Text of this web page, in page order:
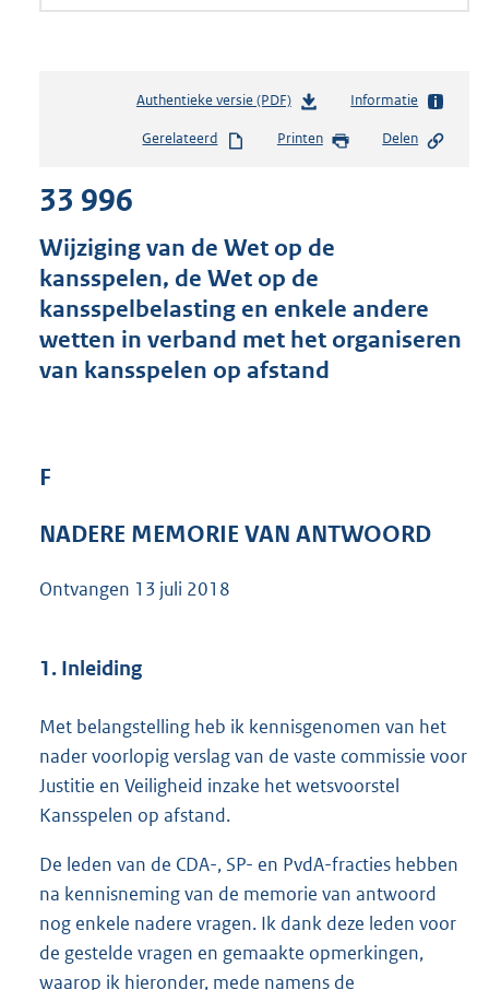
Authentieke versie (PDF)b
s
s
g
r
o
o
t
K
Informatie
Gerelateerd Printen Delen
33 996
Wijziging van de Wet op de
kansspelen, de Wet op de
kansspelbelasting en enkele andere
wetten in verband met het organiseren
van kansspelen op afstand
F
NADERE MEMORIE VAN ANTWOORD
Ontvangen 13 juli 2018
1. Inleiding
Met belangstelling heb ik kennisgenomen van het
nader voorlopig verslag van de vaste commissie voor
Justitie en Veiligheid inzake het wetsvoorstel
Kansspelen op afstand.
De leden van de CDA-, SP- en PvdA-fracties hebben
na kennisneming van de memorie van antwoord
nog enkele nadere vragen. Ik dank deze leden voor
de gestelde vragen en gemaakte opmerkingen,
waarop ik hieronder, mede namens de